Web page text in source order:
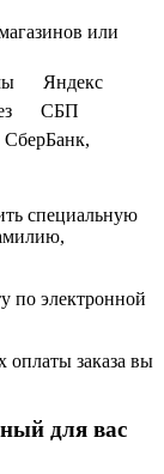
или
Яндекс
СБП
СберБанк,
специальную
по электронной
оплаты заказа вы
для вас